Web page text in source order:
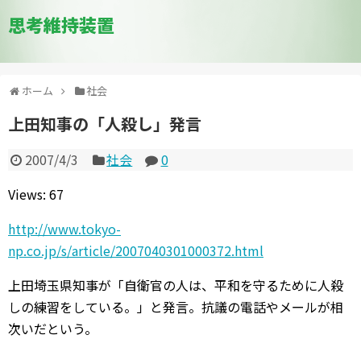
思考維持装置
ホーム 社会
上田知事の「人殺し」発言
2007/4/3 社会
0
Views: 67
http://www.tokyo-
np.co.jp/s/article/2007040301000372.html
上田埼玉県知事が「自衛官の人は、平和を守るために人殺
しの練習をしている。」と発言。抗議の電話やメールが相
次いだという。